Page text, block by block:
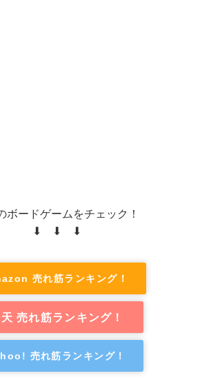
ボードゲームをチェック！
⬇ ⬇ ⬇
売れ筋ランキング！
売れ筋ランキング！
売れ筋ランキング！